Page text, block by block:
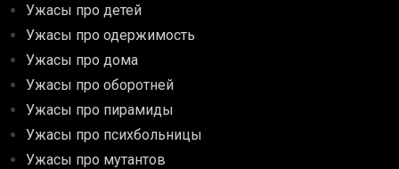
Ужасы про детей
Ужасы про одержимость
Ужасы про дома
Ужасы про оборотней
Ужасы про пирамиды
Ужасы про психбольницы
Ужасы про мутантов